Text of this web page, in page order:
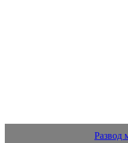
Развод